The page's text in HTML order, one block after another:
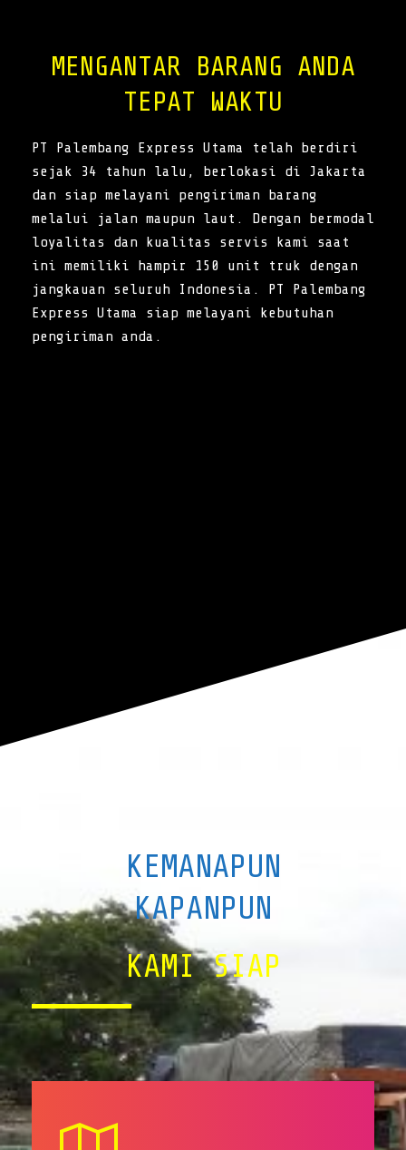
MENGANTAR BARANG ANDA
TEPAT WAKTU
PT Palembang Express Utama telah berdiri
sejak 34 tahun lalu, berlokasi di Jakarta
dan siap melayani pengiriman barang
melalui jalan maupun laut. Dengan bermodal
loyalitas dan kualitas servis kami saat
ini memiliki hampir 150 unit truk dengan
jangkauan seluruh Indonesia. PT Palembang
Express Utama siap melayani kebutuhan
pengiriman anda.
KEMANAPUN
KAPANPUN
KAMI SIAP